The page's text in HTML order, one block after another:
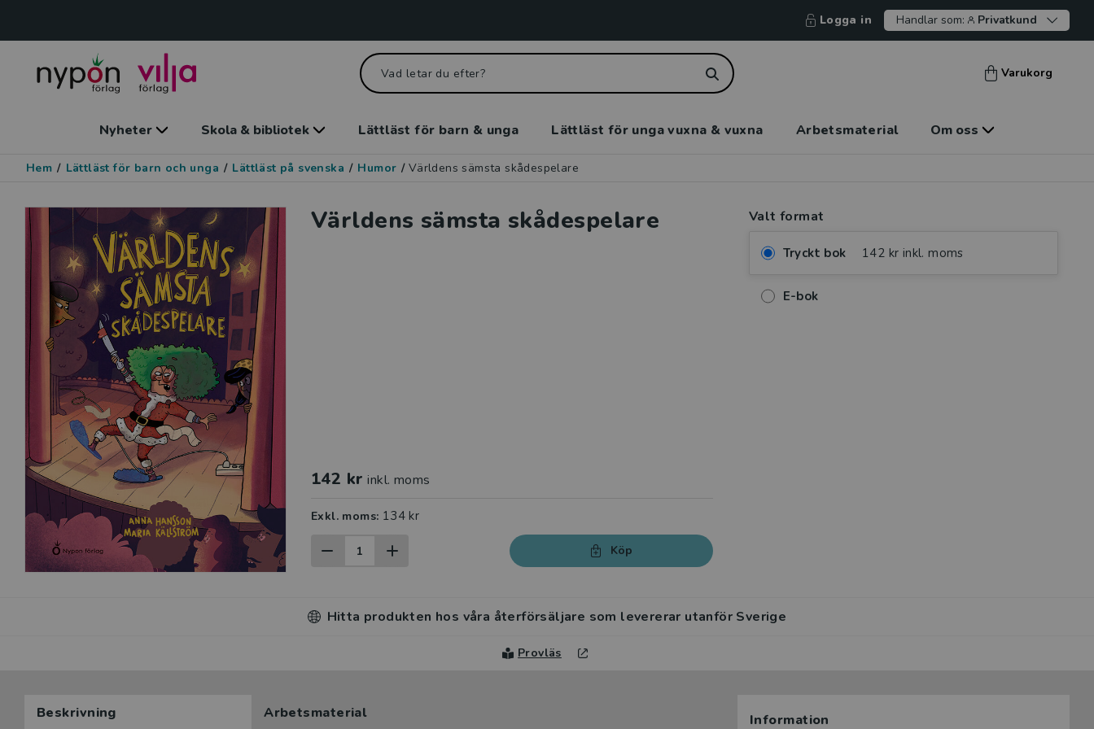
Logga in Handlar som: Privatkund
Varukorg
Nyheter Skola & bibliotek Lättläst för barn & unga Lättläst för unga vuxna & vuxna Arbetsmaterial Om oss
Hem / Lättläst för barn och unga / Lättläst på svenska / Humor / Världens sämsta skådespelare
Världens sämsta skådespelare
142 kr inkl. moms
Exkl. moms: 134 kr
Köp
Valt format
Tryckt bok 142 kr inkl. moms
E-bok
Hitta produkten hos våra återförsäljare som levererar utanför Sverige
Provläs
Beskrivning Arbetsmaterial Information